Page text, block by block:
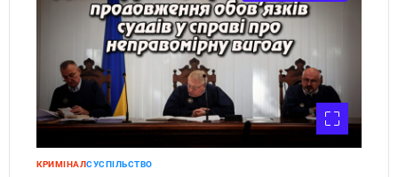
КРИМІНАЛСУСПІЛЬСТВО